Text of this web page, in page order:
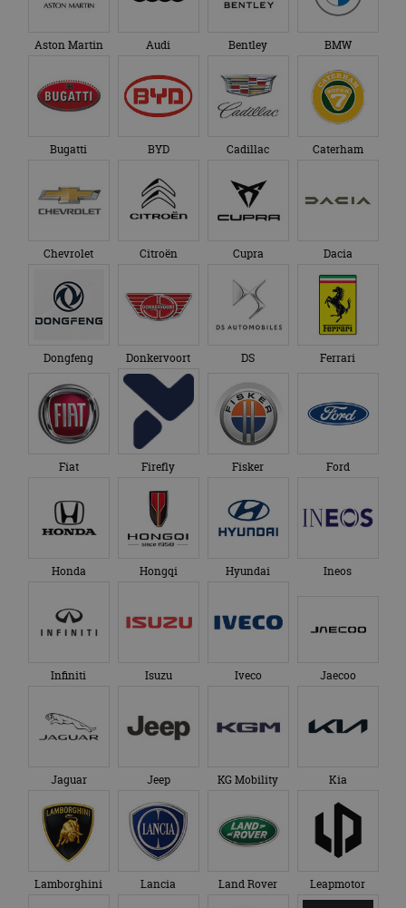
Aston Martin Audi Bentley BMW
Bugatti BYD Cadillac Caterham
Chevrolet Citroën Cupra Dacia
Dongfeng Donkervoort DS Ferrari
Fiat Firefly Fisker Ford
Honda Hongqi Hyundai Ineos
Infiniti Isuzu Iveco Jaecoo
Jaguar Jeep KG Mobility Kia
Lamborghini Lancia Land Rover Leapmotor